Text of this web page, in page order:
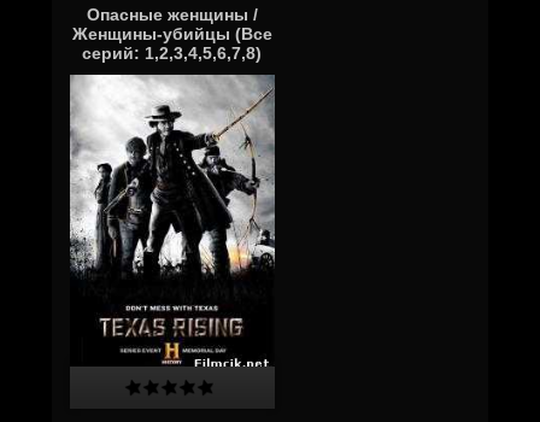
Опасные женщины /
Женщины-убийцы (Все
серий: 1,2,3,4,5,6,7,8)